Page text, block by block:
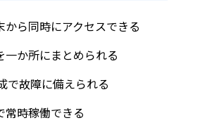
から同時にアクセスできる
一か所にまとめられる
で故障に備えられる
常時稼働できる